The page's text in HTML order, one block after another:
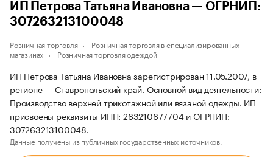
ИП Петрова Татьяна Ивановна — ОГРНИП:
307263213100048
Розничная торговля
Розничная торговля в специализированных
магазинах
Розничная торговля одеждой
ИП Петрова Татьяна Ивановна зарегистрирован 11.05.2007, в
регионе — Ставропольский край. Основной вид деятельности:
Производство верхней трикотажной или вязаной одежды. ИП
присвоены реквизиты ИНН: 263210677704 и ОГРНИП:
307263213100048.
Данные получены из публичных государственных источников.